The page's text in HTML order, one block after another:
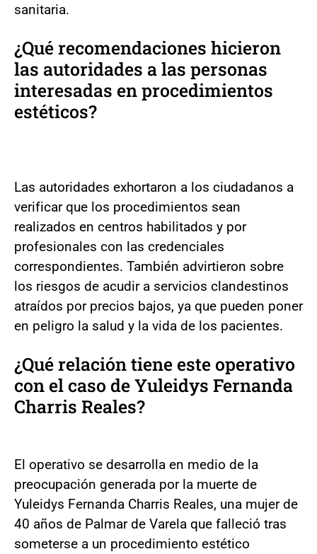
sanitaria.
¿Qué recomendaciones hicieron
las autoridades a las personas
interesadas en procedimientos
estéticos?
Las autoridades exhortaron a los ciudadanos a
verificar que los procedimientos sean
realizados en centros habilitados y por
profesionales con las credenciales
correspondientes. También advirtieron sobre
los riesgos de acudir a servicios clandestinos
atraídos por precios bajos, ya que pueden poner
en peligro la salud y la vida de los pacientes.
¿Qué relación tiene este operativo
con el caso de Yuleidys Fernanda
Charris Reales?
El operativo se desarrolla en medio de la
preocupación generada por la muerte de
Yuleidys Fernanda Charris Reales, una mujer de
40 años de Palmar de Varela que falleció tras
someterse a un procedimiento estético